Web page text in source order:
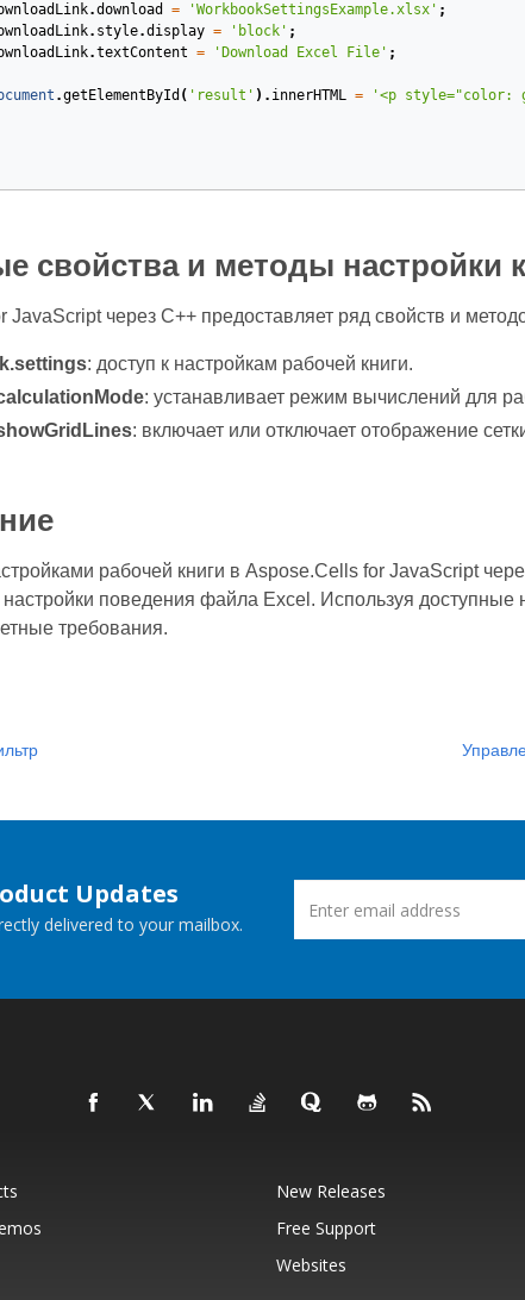
.download = 'WorkbookSettingsExample.xlsx' ;
. style.display = 'block' ;
.textContent = 'Download Excel File' ;
.getElementById ( 'result' ). innerHTML =
'<p style="color:
свойства и методы настройки
JavaScript через C++ предоставляет ряд свойств и
: доступ к настройкам рабочей книги.
: устанавливает режим вычислений для
: включает или отключает отображение
рабочей книги в Aspose.Cells for JavaScript
поведения файла Excel. Используя доступные
требования.
Updates
delivered to your mailbox.
New Releases
Free Support
Websites